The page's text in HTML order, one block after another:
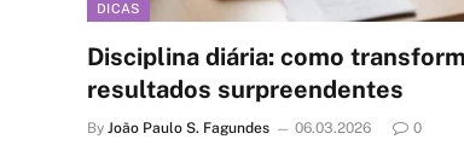
DICAS
Disciplina diária: como
resultados surpreendentes
By João Paulo S. Fagundes 06.03.2026 0